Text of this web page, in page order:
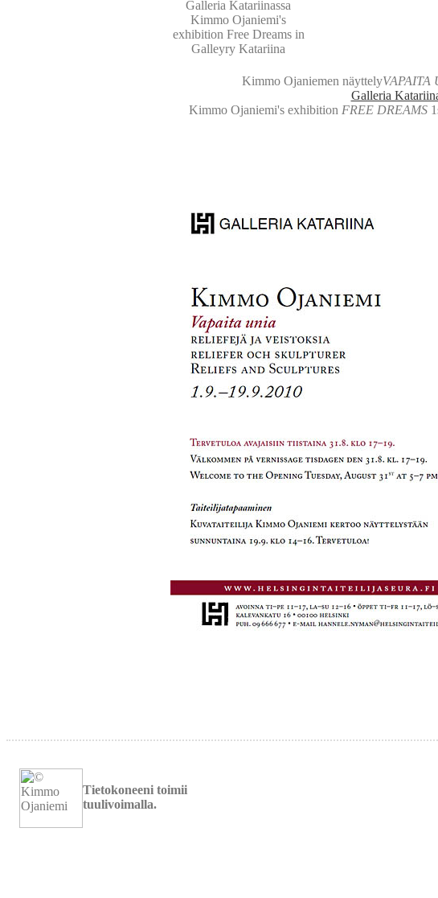
Galleria Katariinassa
Kimmo Ojaniemi's
exhibition Free Dreams in
Galleyry Katariina
Kimmo Ojaniemen näyttelyVAPAITA
Galleria
Kimmo Ojaniemi's exhibition FREE DREAMS
Tietokoneeni toimii
tuulivoimalla.